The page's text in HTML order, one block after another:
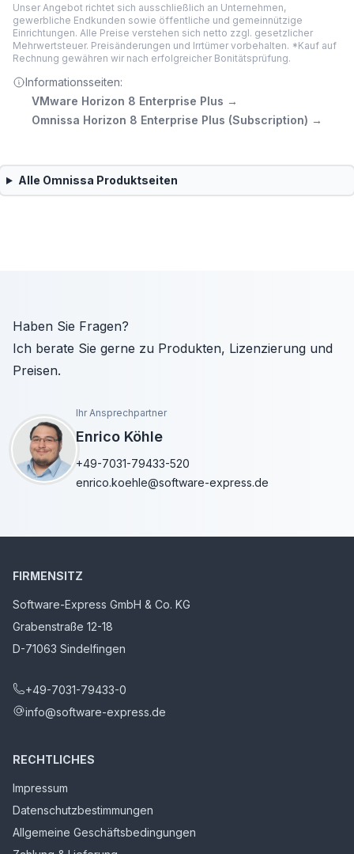
Unser Angebot richtet sich ausschließlich an Unternehmen,
gewerbliche Endkunden sowie öffentliche und gemeinnützige
Einrichtungen. Alle Preise verstehen sich netto zzgl. gesetzlicher
Mehrwertsteuer. Preisänderungen und Irrtümer vorbehalten. *Kauf auf
Rechnung gewähren wir nach erfolgreicher Bonitätsprüfung.
Informationsseiten:
VMware Horizon 8 Enterprise Plus →
Omnissa Horizon 8 Enterprise Plus (Subscription) →
Alle Omnissa Produktseiten
Haben Sie Fragen?
Ich berate Sie gerne zu Produkten, Lizenzierung und
Preisen.
Ihr Ansprechpartner
Enrico Köhle
+49-7031-79433-520
enrico.koehle@software-express.de
FIRMENSITZ
Software-Express GmbH & Co. KG
Grabenstraße 12-18
D-71063 Sindelfingen
+49-7031-79433-0
info@software-express.de
RECHTLICHES
Impressum
Datenschutzbestimmungen
Allgemeine Geschäftsbedingungen